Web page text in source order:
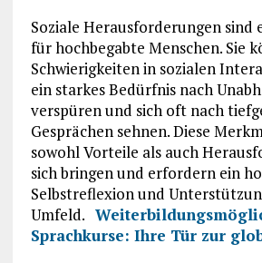
Soziale Herausforderungen sind
für hochbegabte Menschen. Sie
Schwierigkeiten in sozialen
ein starkes Bedürfnis nach
verspüren und sich oft nach
Gesprächen sehnen. Diese
sowohl Vorteile als auch
sich bringen und erfordern ein
Selbstreflexion und
Umfeld.
Sprachkurse: Ihre Tür zur